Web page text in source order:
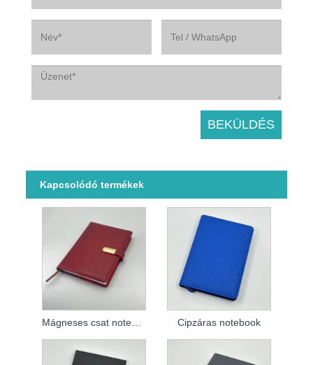
Kapcsolódó termékek
Cipzáras notebook